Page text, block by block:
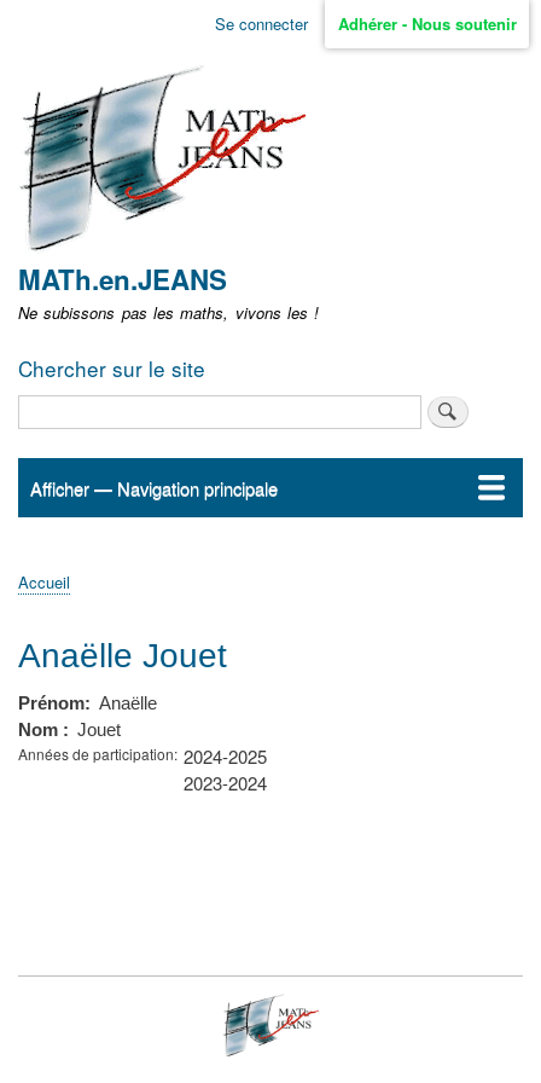
Aller
non
identifié
Se connecter Adhérer - Nous soutenir
MATh.en.JEANS
Ne subissons pas les maths, vivons les !
Chercher sur le site
Navigation
Afficher — Navigation principale
Accueil
ActualitésMATh.en.JEANS ?
Régions et Ateliers
Créer, gérer un atelier
Sujets/Publications
Congrès
d'Ariane
Accueil
Anaëlle Jouet
Prénom
Anaëlle
Nom
Jouet
Années de participation 2024-2025
2023-2024